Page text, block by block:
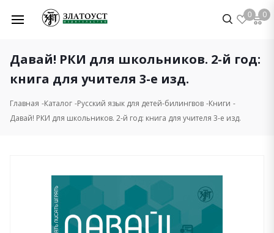
0 0
Давай! РКИ для школьников. 2-й год:
книга для учителя 3-е изд.
Главная Каталог Русский язык для детей-билингвов Книги
Давай! РКИ для школьников. 2-й год: книга для учителя 3-е изд.